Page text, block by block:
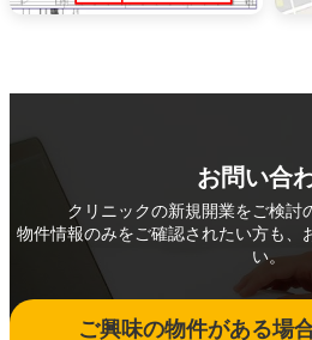
お問い合
クリニックの新規開業をご検討
物件情報のみをご確認されたい方も、
い。
ご興味の物件がある場